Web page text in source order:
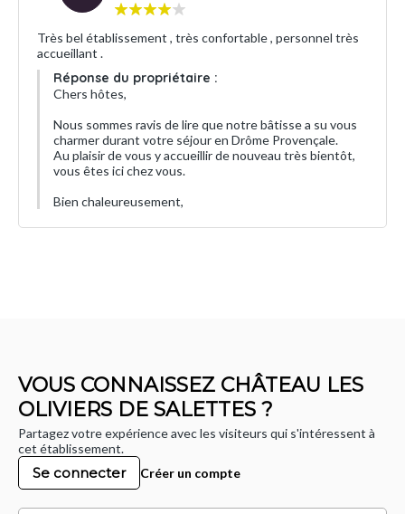
Très bel établissement , très confortable , personnel très
accueillant .
Réponse du propriétaire :
Chers hôtes,
Nous sommes ravis de lire que notre bâtisse a su vous
charmer durant votre séjour en Drôme Provençale.
Au plaisir de vous y accueillir de nouveau très bientôt,
vous êtes ici chez vous.
Bien chaleureusement,
VOUS CONNAISSEZ CHÂTEAU LES
OLIVIERS DE SALETTES ?
Partagez votre expérience avec les visiteurs qui s'intéressent à
cet établissement.
Se connecter Créer un compte